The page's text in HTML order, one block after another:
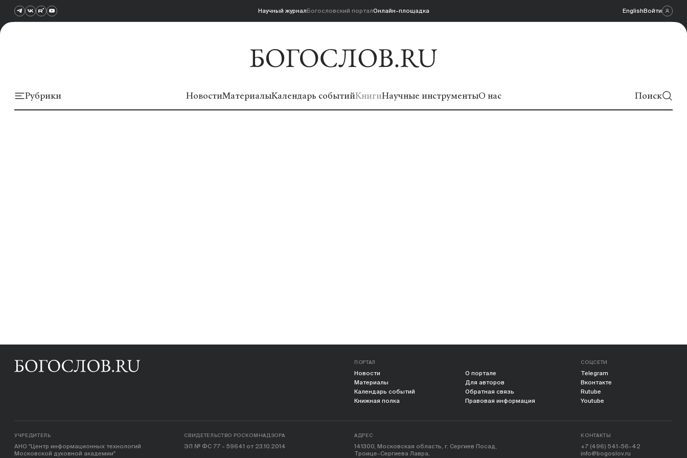
Научный журналБогословский порталОнлайн-площадка EnglishВойти
Рубрики НовостиМатериалыКалендарь событийКнигиНаучные инструментыО нас Поиск
ПОРТАЛ
Новости
Материалы
Календарь событий
Книжная полка
О портале
Для авторов
Обратная связь
Правовая информация
СОЦСЕТИ
Telegram
Вконтакте
Rutube
Youtube
УЧРЕДИТЕЛЬ
АНО "Центр информационных технологий
Московской духовной академии"
СВИДЕТЕЛЬСТВО РОСКОМНАДЗОРА
ЭЛ № ФС 77 - 59641 от 23.10.2014
АДРЕС
141300, Московская область, г. Сергиев Посад,
Троице-Сергиева Лавра,
КОНТАКТЫ
+7 (496) 541-56-42
info@bogoslov.ru